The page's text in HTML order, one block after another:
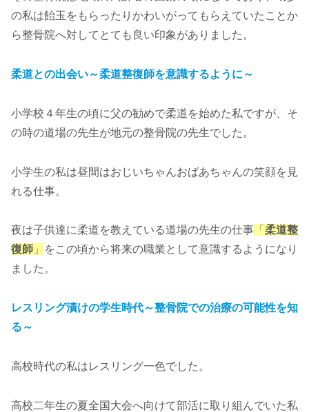
の私は飴玉をもらったりかわいがってもらえていたことか
ら整骨院へ対してとても良い印象がありました。
柔道との出会い～柔道整復師を意識するように～
小学校４年生の頃に父の勧めで柔道を始めた私ですが、そ
の時の道場の先生が地元の整骨院の先生でした。
小学生の私は昼間はおじいちゃんおばあちゃんの笑顔を見
れる仕事。
夜は子供達に柔道を教えている道場の先生の仕事 「 柔道整
復師 」
をこの頃から将来の職業として意識するようになり
ました。
レスリング漬けの学生時代～整骨院での治療の可能性を知
る～
高校時代の私はレスリング一色でした。
高校二年生の夏全国大会へ向けて部活に取り組んでいた私